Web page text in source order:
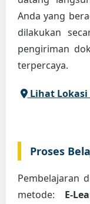
Anda yang
dilakukan
pengiriman
terpercaya.
Lihat Lokasi
Proses
Pembelajaran
metode: E-